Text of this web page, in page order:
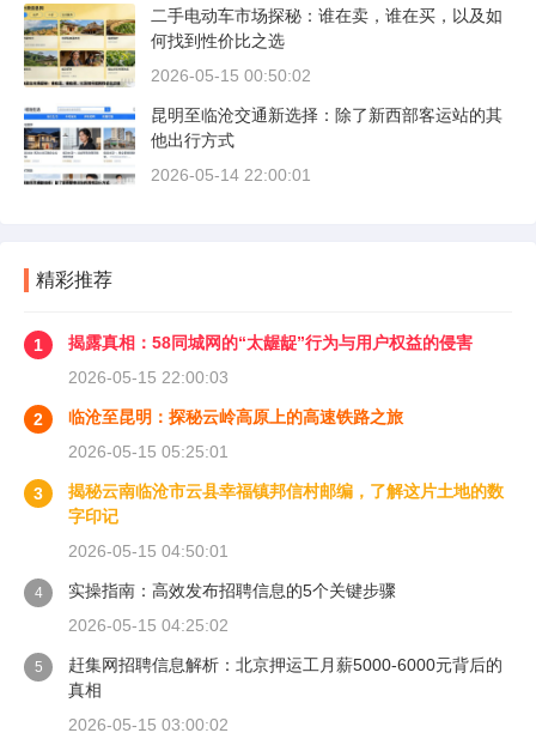
二手电动车市场探秘：谁在卖，谁在买，以及如
何找到性价比之选
2026-05-15 00:50:02
昆明至临沧交通新选择：除了新西部客运站的其
他出行方式
2026-05-14 22:00:01
精彩推荐
1
揭露真相：58同城网的“太龌龊”行为与用户权益的侵害
2026-05-15 22:00:03
2
临沧至昆明：探秘云岭高原上的高速铁路之旅
2026-05-15 05:25:01
3
揭秘云南临沧市云县幸福镇邦信村邮编，了解这片土地的数
字印记
2026-05-15 04:50:01
4
实操指南：高效发布招聘信息的5个关键步骤
2026-05-15 04:25:02
5
赶集网招聘信息解析：北京押运工月薪5000-6000元背后的
真相
2026-05-15 03:00:02